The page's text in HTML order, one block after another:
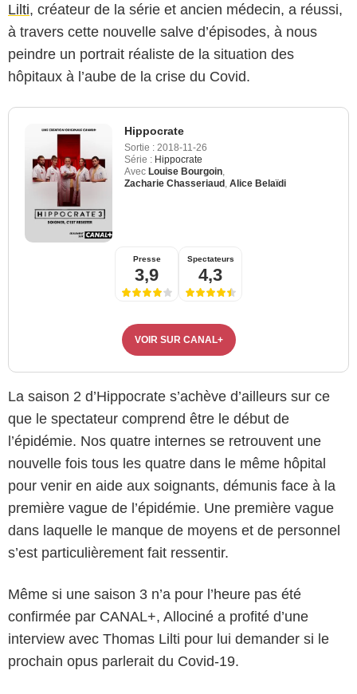
Lilti, créateur de la série et ancien médecin, a réussi,
à travers cette nouvelle salve d’épisodes, à nous
peindre un portrait réaliste de la situation des
hôpitaux à l’aube de la crise du Covid.
Hippocrate
Sortie : 2018-11-26
Série : Hippocrate
Avec Louise Bourgoin
Zacharie Chasseriaud Alice Belaïdi
Presse
3,9
Spectateurs
4,3
VOIR SUR CANAL+
La saison 2 d’Hippocrate s’achève d’ailleurs sur ce
que le spectateur comprend être le début de
l’épidémie. Nos quatre internes se retrouvent une
nouvelle fois tous les quatre dans le même hôpital
pour venir en aide aux soignants, démunis face à la
première vague de l’épidémie. Une première vague
dans laquelle le manque de moyens et de personnel
s’est particulièrement fait ressentir.
Même si une saison 3 n’a pour l’heure pas été
confirmée par CANAL+, Allociné a profité d’une
interview avec Thomas Lilti pour lui demander si le
prochain opus parlerait du Covid-19.